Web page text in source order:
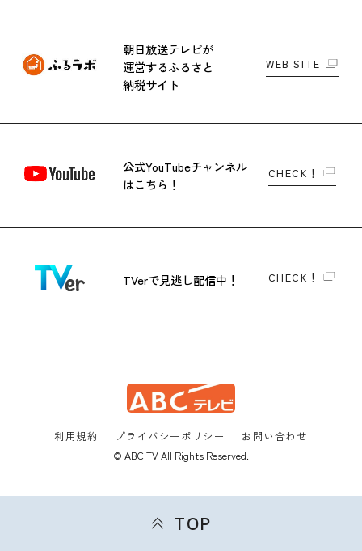
朝日放送テレビが
運営するふるさと
納税サイト
WEB SITE
公式YouTubeチャンネル
はこちら！
CHECK！
TVerで見逃し配信中！ CHECK！
利用規約 プライバシーポリシー
お問い合わせ
© ABC TV All Rights Reserved.
TOP